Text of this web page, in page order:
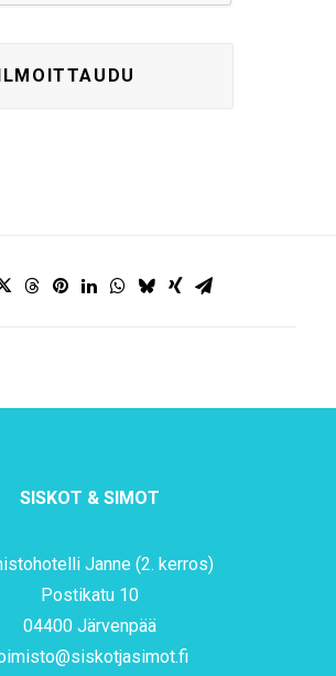
SISKOT & SIMOT
Janne (2. kerros)
Postikatu 10
04400 Järvenpää